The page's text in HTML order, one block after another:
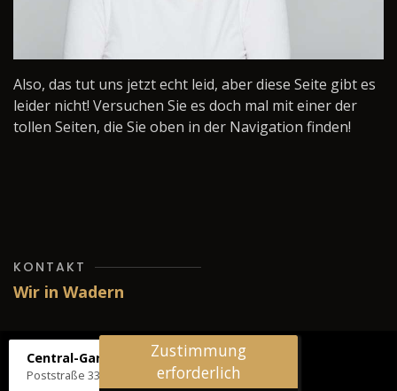
Also, das tut uns jetzt echt leid, aber diese Seite gibt es
leider nicht! Versuchen Sie es doch mal mit einer der
tollen Seiten, die Sie oben in der Navigation finden!
KONTAKT
Wir in Wadern
Central-Garage H. Wilhelm
Poststraße 33, 66687 Wadern
Zustimmung
erforderlich